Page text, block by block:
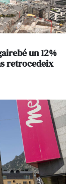
un 12%
retrocedeix